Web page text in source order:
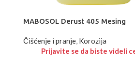
MABOSOL Derust 405 Mesing
Čišćenje i pranje, Korozija
Prijavite se da biste videli